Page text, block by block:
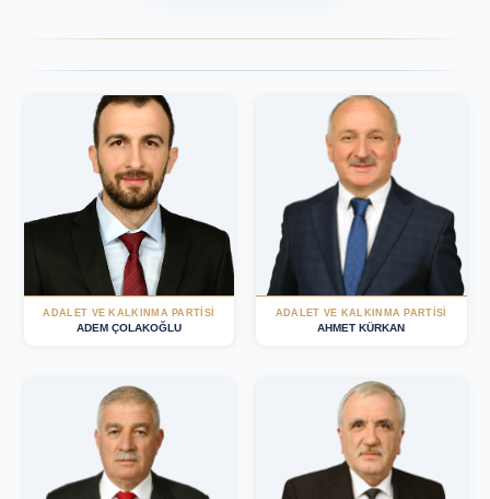
ADALET VE KALKINMA PARTİSİ
ADEM ÇOLAKOĞLU
ADALET VE KALKINMA PARTISI
AHMET KÜRKAN